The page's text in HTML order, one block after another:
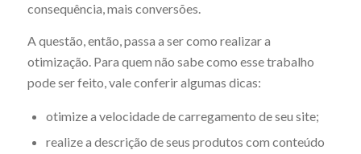
consequência, mais conversões.
A questão, então, passa a ser como realizar a
otimização. Para quem não sabe como esse trabalho
pode ser feito, vale conferir algumas dicas:
otimize a velocidade de carregamento de seu site;
realize a descrição de seus produtos com conteúdo